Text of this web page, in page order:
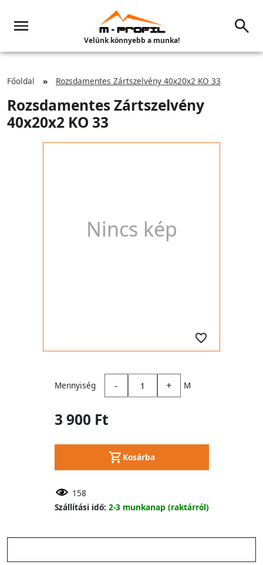
Velünk könnyebb a munka!
Főoldal Rozsdamentes Zártszelvény 40x20x2 KO 33
Rozsdamentes Zártszelvény
40x20x2 KO 33
Nincs kép
Mennyiség - + M
3 900 Ft
Kosárba
158
Szállítási idő: 2-3 munkanap (raktárról)